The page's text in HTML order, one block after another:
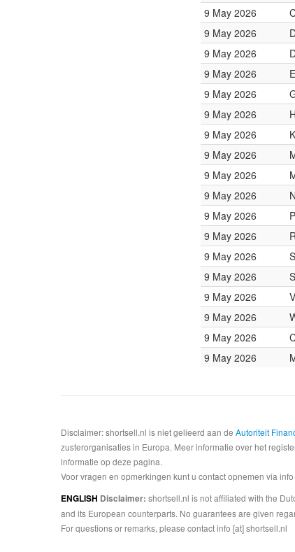
9 May 2026
9 May 2026
9 May 2026
9 May 2026
9 May 2026
9 May 2026
9 May 2026
9 May 2026
9 May 2026
9 May 2026
9 May 2026
9 May 2026
9 May 2026
9 May 2026
9 May 2026
9 May 2026
9 May 2026
9 May 2026
Disclaimer: shortsell.nl is niet gelieerd aan de Autoriteit
zusterorganisaties in Europa. Meer informatie over het
informatie op deze pagina.
Voor vragen en opmerkingen kunt u contact opnemen via
ENGLISH Disclaimer: shortsell.nl is not affiliated with the
and its European counterparts. No guarantees are given
For questions or remarks, please contact info [at] shortsell.nl